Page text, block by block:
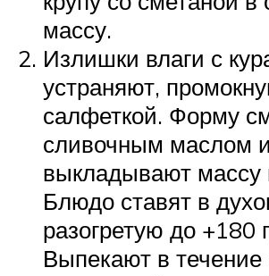
массу.
Излишки влаги с
устраняют,
салфеткой. Форму
сливочным маслом и
выкладывают массу
Блюдо ставят в
разогретую до +180
Выпекают в